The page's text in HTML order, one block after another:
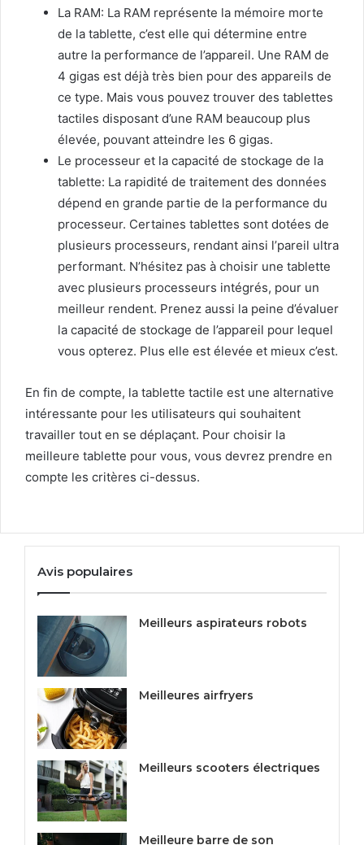
La RAM: La RAM représente la mémoire morte
de la tablette, c’est elle qui détermine entre
autre la performance de l’appareil. Une RAM de
4 gigas est déjà très bien pour des appareils de
ce type. Mais vous pouvez trouver des tablettes
tactiles disposant d’une RAM beaucoup plus
élevée, pouvant atteindre les 6 gigas.
Le processeur et la capacité de stockage de la
tablette: La rapidité de traitement des données
dépend en grande partie de la performance du
processeur. Certaines tablettes sont dotées de
plusieurs processeurs, rendant ainsi l’pareil ultra
performant. N’hésitez pas à choisir une tablette
avec plusieurs processeurs intégrés, pour un
meilleur rendent. Prenez aussi la peine d’évaluer
la capacité de stockage de l’appareil pour lequel
vous opterez. Plus elle est élevée et mieux c’est.
En fin de compte, la tablette tactile est une alternative
intéressante pour les utilisateurs qui souhaitent
travailler tout en se déplaçant. Pour choisir la
meilleure tablette pour vous, vous devrez prendre en
compte les critères ci-dessus.
Avis populaires
Meilleurs aspirateurs robots
Meilleures airfryers
Meilleurs scooters électriques
Meilleure barre de son